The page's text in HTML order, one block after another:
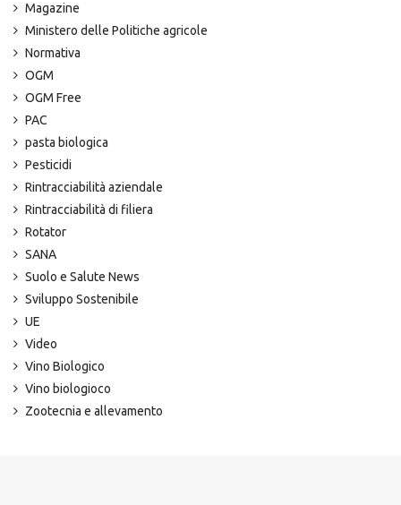
Magazine
Ministero delle Politiche agricole
Normativa
OGM
OGM Free
PAC
pasta biologica
Pesticidi
Rintracciabilità aziendale
Rintracciabilità di filiera
Rotator
SANA
Suolo e Salute News
Sviluppo Sostenibile
UE
Video
Vino Biologico
Vino biologioco
Zootecnia e allevamento